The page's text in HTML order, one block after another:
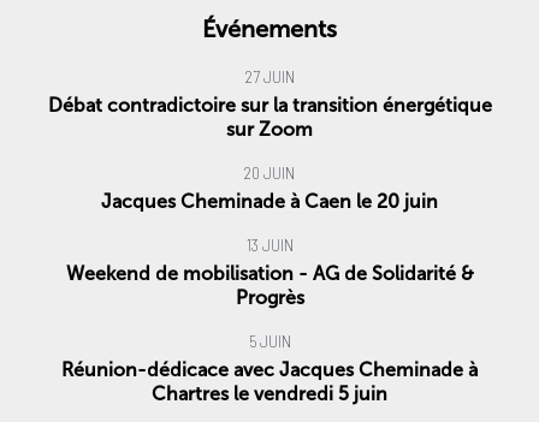
Événements
27 JUIN
Débat contradictoire sur la transition énergétique
sur Zoom
20 JUIN
Jacques Cheminade à Caen le 20 juin
13 JUIN
Weekend de mobilisation - AG de Solidarité &
Progrès
5 JUIN
Réunion-dédicace avec Jacques Cheminade à
Chartres le vendredi 5 juin